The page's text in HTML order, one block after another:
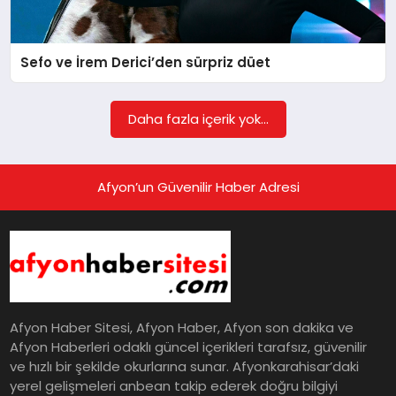
EKONOMI
SAĞLIK
SPOR
Sefo ve İrem Derici’den sürpriz düet
Daha fazla içerik yok...
Afyon’un Güvenilir Haber Adresi
Afyon Haber Sitesi, Afyon Haber, Afyon son dakika ve
Afyon Haberleri odaklı güncel içerikleri tarafsız, güvenilir
ve hızlı bir şekilde okurlarına sunar. Afyonkarahisar’daki
yerel gelişmeleri anbean takip ederek doğru bilgiyi